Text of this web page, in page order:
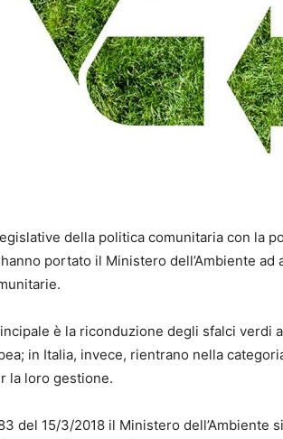
della politica comunitaria con la
portato il Ministero dell’Ambiente ad
è la riconduzione degli sfalci verdi
in Italia, invece, rientrano nella
la loro gestione.
del 15/3/2018 il Ministero dell’Ambiente